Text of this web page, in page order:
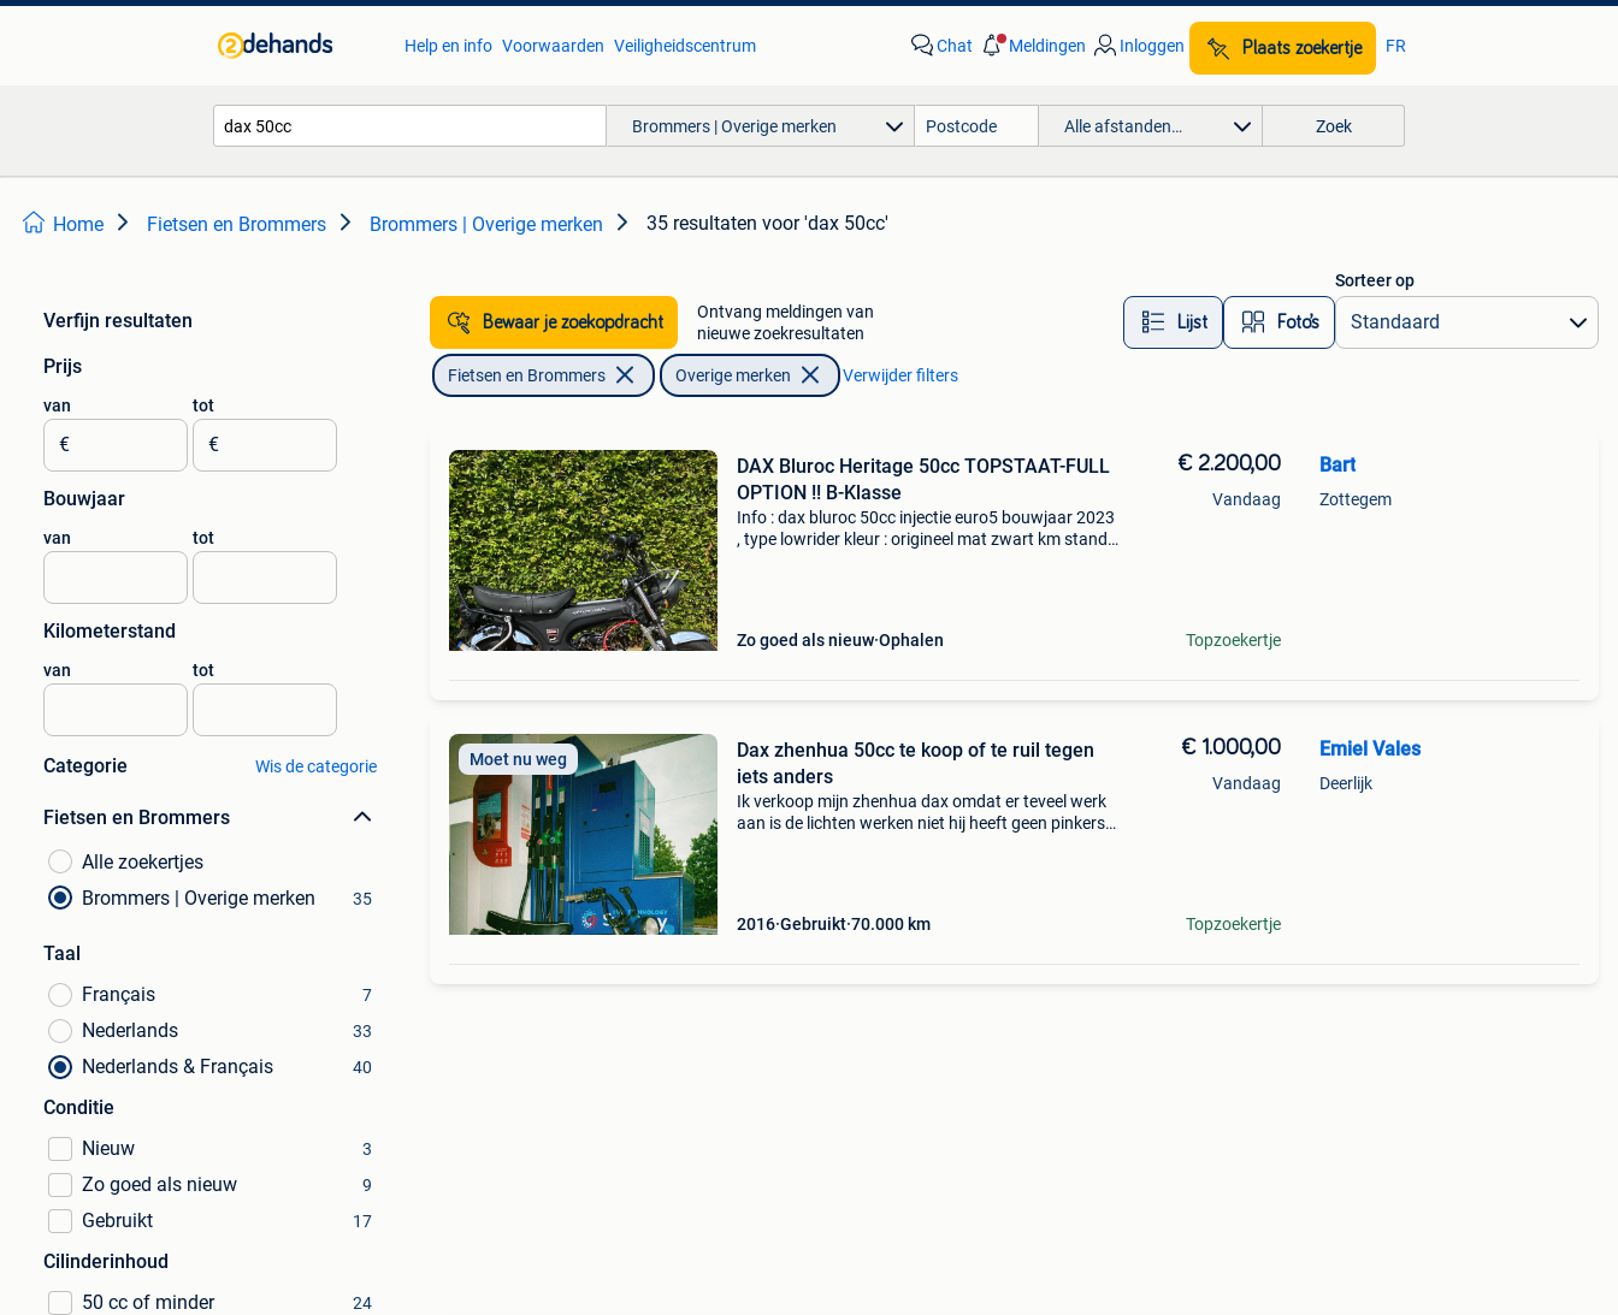
Help en info Voorwaarden Veiligheidscentrum Chat Meldingen Inloggen Plaats zoekertje FR
Brommers | Overige merken Alle afstanden… Zoek
Home Fietsen en Brommers Brommers | Overige merken 35 resultaten voor 'dax 50cc'
Verfijn resultaten
Prijs
van
€
tot
€
Bouwjaar
van tot
Kilometerstand
van tot
Categorie Wis de categorie
Fietsen en Brommers
Alle zoekertjes
Brommers | Overige merken
35
Taal
Français
7
Nederlands 33
Nederlands & Français 40
Conditie
Nieuw
3
Zo goed als nieuw 9
Gebruikt 17
Cilinderinhoud
50 cc of minder
24
Bewaar je zoekopdracht
Ontvang meldingen van
nieuwe zoekresultaten
Lijst Foto’s
Sorteer op
Fietsen en Brommers Overige merken Verwijder filters
DAX Bluroc Heritage 50cc TOPSTAAT-FULL
OPTION !! B-Klasse
Info : dax bluroc 50cc injectie euro5 bouwjaar 2023
, type lowrider kleur : origineel mat zwart km stand :
Zo goed als nieuw Ophalen
€ 2.200,00
Vandaag
Topzoekertje
Bart
Zottegem
Moet nu weg
Dax zhenhua 50cc te koop of te ruil tegen
iets anders
Ik verkoop mijn zhenhua dax omdat er teveel werk
aan is de lichten werken niet hij heeft geen pinkers
2016 Gebruikt 70.000 km
€ 1.000,00
Vandaag
Topzoekertje
Emiel Vales
Deerlijk